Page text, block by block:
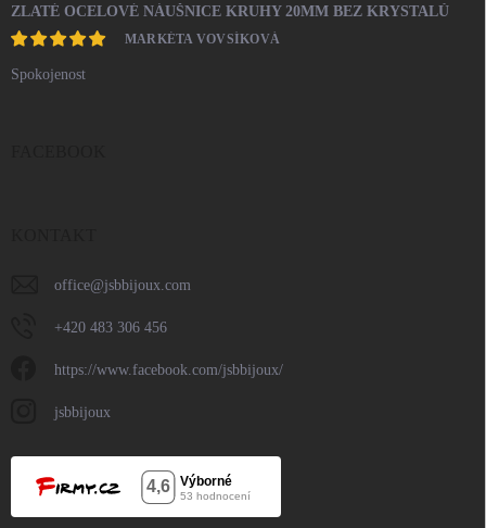
ZLATÉ OCELOVÉ NÁUŠNICE KRUHY 20MM BEZ KRYSTALŮ
MARKÉTA VOVSÍKOVÁ
Spokojenost
office@jsbbijoux.com
+420 483 306 456
https://www.facebook.com/jsbbijoux/
jsbbijoux